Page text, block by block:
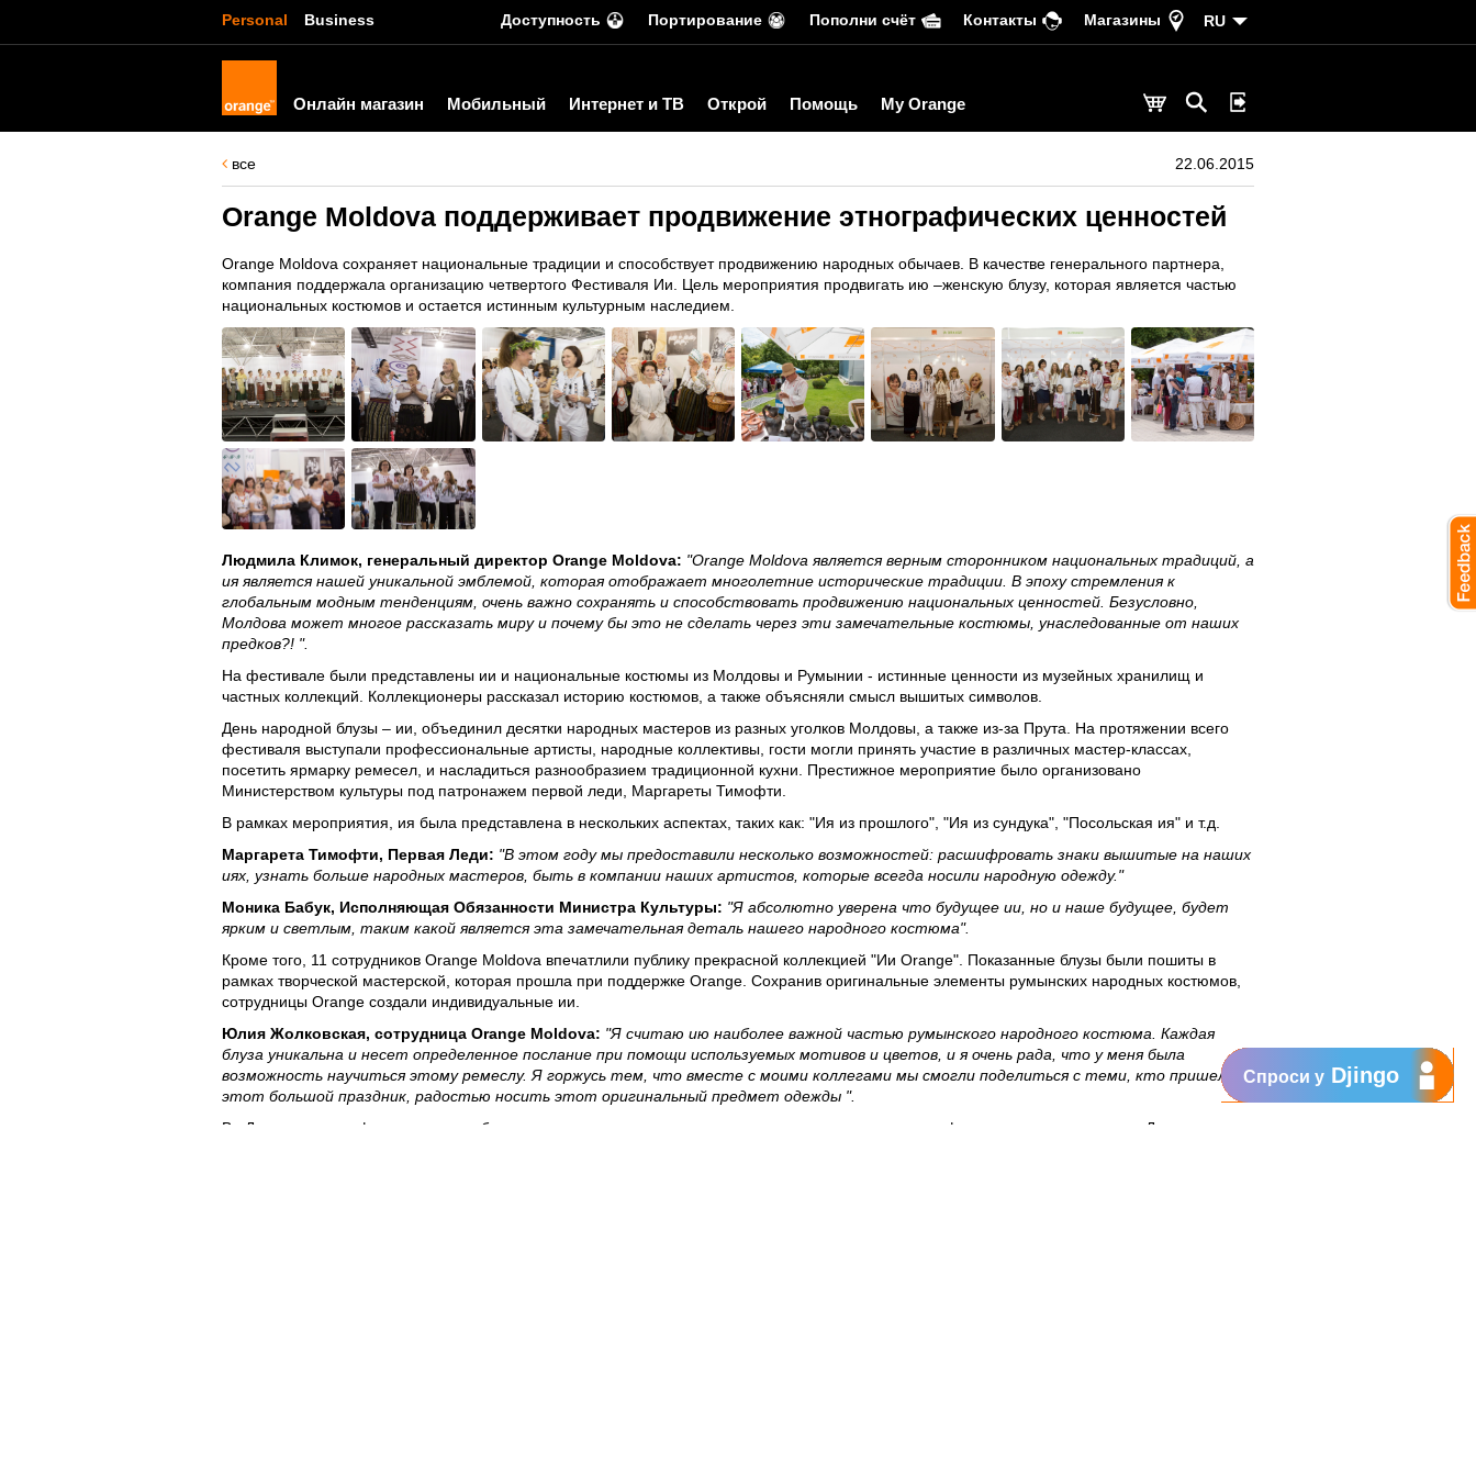
Personal Business Доступность Портирование Пополни счёт Контакты Магазины RU
Онлайн магазин Мобильный Интернет и ТВ Открой Помощь My Orange
все 22.06.2015
Orange Moldova поддерживает продвижение этнографических ценностей
Orange Moldova сохраняет национальные традиции и способствует продвижению народных обычаев. В качестве генерального партнера,
компания поддержала организацию четвертого Фестиваля Ии. Цель мероприятия продвигать ию –женскую блузу, которая является частью
национальных костюмов и остается истинным культурным наследием.
Людмила Климок, генеральный директор Orange Moldova: "Orange Moldova является верным сторонником национальных традиций, а
ия является нашей уникальной эмблемой, которая отображает многолетние исторические традиции. В эпоху стремления к
глобальным модным тенденциям, очень важно сохранять и способствовать продвижению национальных ценностей. Безусловно,
Молдова может многое рассказать миру и почему бы это не сделать через эти замечательные костюмы, унаследованные от наших
предков?! ".
На фестивале были представлены ии и национальные костюмы из Молдовы и Румынии - истинные ценности из музейных хранилищ и
частных коллекций. Коллекционеры рассказал историю костюмов, а также объясняли смысл вышитых символов.
День народной блузы – ии, объединил десятки народных мастеров из разных уголков Молдовы, а также из-за Прута. На протяжении всего
фестиваля выступали профессиональные артисты, народные коллективы, гости могли принять участие в различных мастер-классах,
посетить ярмарку ремесел, и насладиться разнообразием традиционной кухни. Престижное мероприятие было организовано
Министерством культуры под патронажем первой леди, Маргареты Тимофти.
В рамках мероприятия, ия была представлена в нескольких аспектах, таких как: "Ия из прошлого", "Ия из сундука", "Посольская ия" и т.д.
Маргарета Тимофти, Первая Леди: "В этом году мы предоставили несколько возможностей: расшифровать знаки вышитые на наших
иях, узнать больше народных мастеров, быть в компании наших артистов, которые всегда носили народную одежду."
Моника Бабук, Исполняющая Обязанности Министра Культуры: "Я абсолютно уверена что будущее ии, но и наше будущее, будет
ярким и светлым, таким какой является эта замечательная деталь нашего народного костюма".
Кроме того, 11 сотрудников Orange Moldova впечатлили публику прекрасной коллекцией "Ии Orange". Показанные блузы были пошиты в
рамках творческой мастерской, которая прошла при поддержке Orange. Сохранив оригинальные элементы румынских народных костюмов,
сотрудницы Orange создали индивидуальные ии.
Юлия Жолковская, сотрудница Orange Moldova: "Я считаю ию наиболее важной частью румынского народного костюма. Каждая
блуза уникальна и несет определенное послание при помощи используемых мотивов и цветов, и я очень рада, что у меня была
возможность научиться этому ремеслу. Я горжусь тем, что вместе с моими коллегами мы смогли поделиться с теми, кто пришел на
этот большой праздник, радостью носить этот оригинальный предмет одежды ".
В «День ии» атмосфера праздника была дополнена народными танцами и выступлениями многих фольклорных коллективов. Десятки
Спроси у Djingo